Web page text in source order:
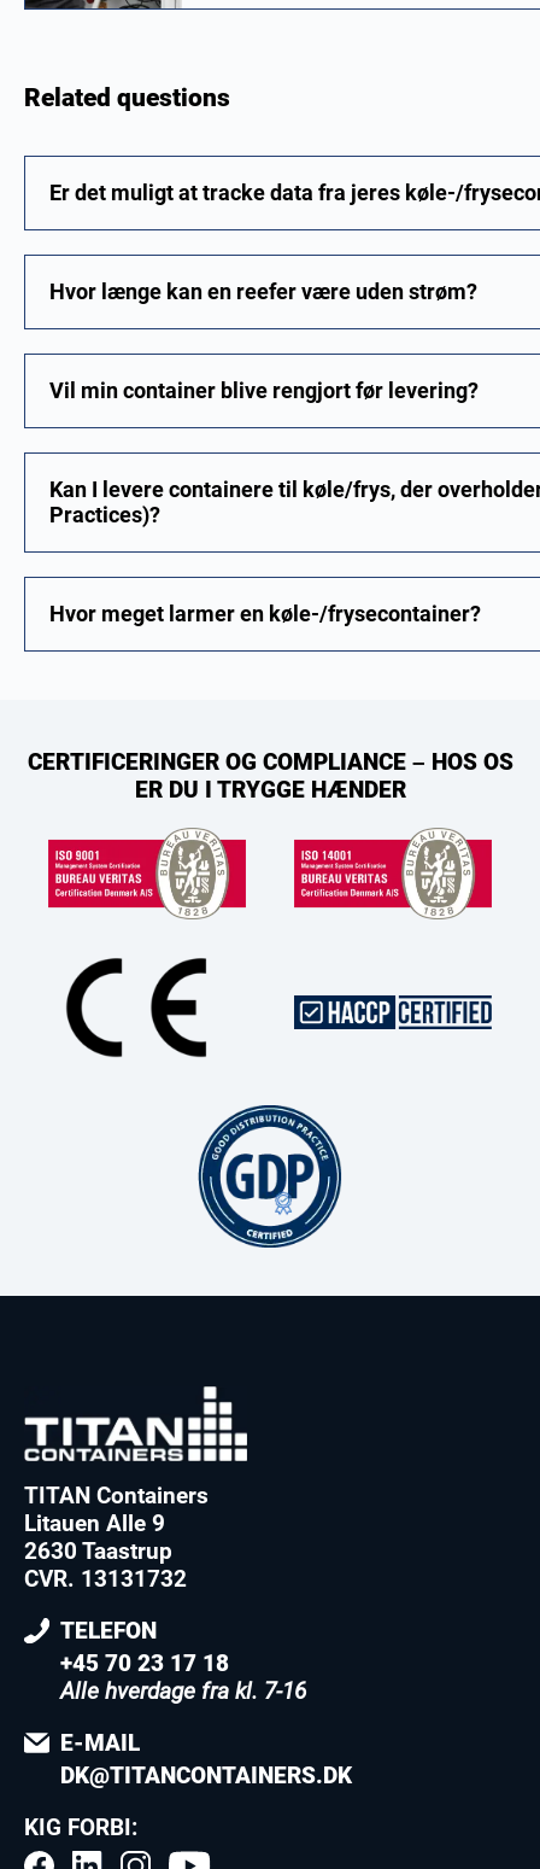
Related questions
Er det muligt at tracke data fra jeres køle-/
Hvor længe kan en reefer være uden strøm?
Vil min container blive rengjort før levering?
Kan I levere containere til køle/frys, der
Practices)?
Hvor meget larmer en køle-/frysecontainer?
CERTIFICERINGER OG COMPLIANCE – HOS OS
ER DU I TRYGGE HÆNDER
TITAN Containers
Litauen Alle 9
2630 Taastrup
CVR. 13131732
TELEFON
+45 70 23 17 18
Alle hverdage fra kl. 7-16
E-MAIL
DK@TITANCONTAINERS.DK
KIG FORBI: